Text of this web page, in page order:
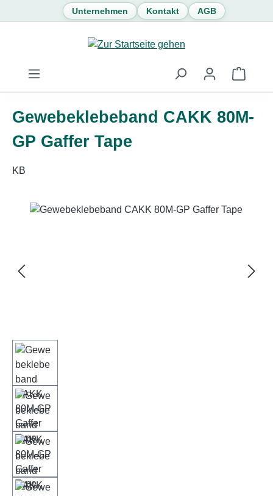
Zum Hauptinhalt springen
Unternehmen Kontakt AGB
Gewebeklebeband CAKK 80M-
GP Gaffer Tape
KB
Bildergalerie überspringen